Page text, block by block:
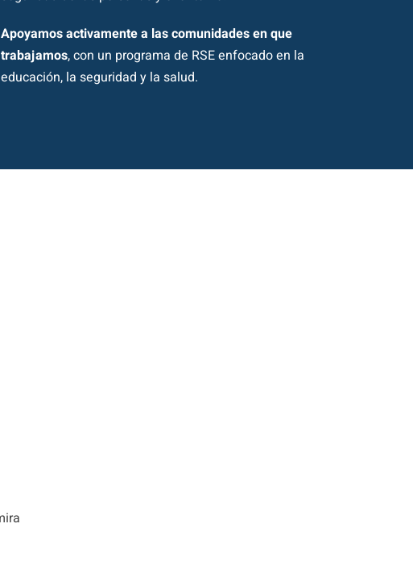
Apoyamos activamente a las comunidades en que
trabajamos, con un programa de RSE enfocado en la
educación, la seguridad y la salud.